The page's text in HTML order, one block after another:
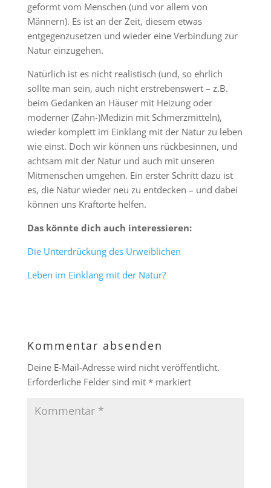
geformt vom Menschen (und vor allem von
Männern). Es ist an der Zeit, diesem etwas
entgegenzusetzen und wieder eine Verbindung zur
Natur einzugehen.
Natürlich ist es nicht realistisch (und, so ehrlich
sollte man sein, auch nicht erstrebenswert – z.B.
beim Gedanken an Häuser mit Heizung oder
moderner (Zahn-)Medizin mit Schmerzmitteln),
wieder komplett im Einklang mit der Natur zu leben
wie einst. Doch wir können uns rückbesinnen, und
achtsam mit der Natur und auch mit unseren
Mitmenschen umgehen. Ein erster Schritt dazu ist
es, die Natur wieder neu zu entdecken – und dabei
können uns Kraftorte helfen.
Das könnte dich auch interessieren:
Die Unterdrückung des Urweiblichen
Leben im Einklang mit der Natur?
Kommentar absenden
Deine E-Mail-Adresse wird nicht veröffentlicht.
Erforderliche Felder sind mit *markiert